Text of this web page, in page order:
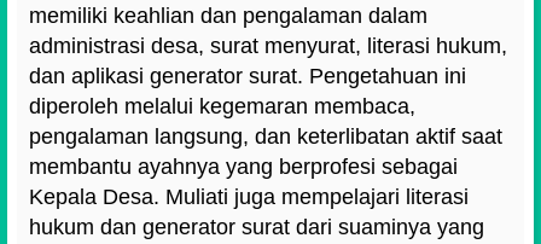
memiliki keahlian dan pengalaman dalam
administrasi desa, surat menyurat, literasi hukum,
dan aplikasi generator surat. Pengetahuan ini
diperoleh melalui kegemaran membaca,
pengalaman langsung, dan keterlibatan aktif saat
membantu ayahnya yang berprofesi sebagai
Kepala Desa. Muliati juga mempelajari literasi
hukum dan generator surat dari suaminya yang